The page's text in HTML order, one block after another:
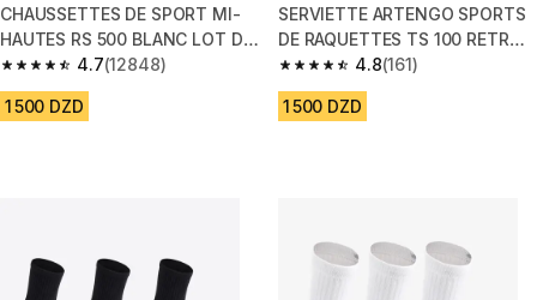
CHAUSSETTES DE SPORT MI-
HAUTES RS 500 BLANC LOT DE
3
4.7
4.7 out of 5 stars from 12848 reviews
(12848)
1 500 DZD
SERVIETTE ARTENGO SPORTS
DE RAQUETTES TS 100 RETRO
MARINE
4.8
4.8 out of 5 stars from 161
(161)
1 500 DZD